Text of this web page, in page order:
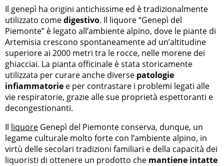
Il genepì ha origini antichissime ed è tradizionalmente
utilizzato comedigestivo. Il liquore “Genepì del
Piemonte” è legato all’ambiente alpino, dove le piante di
Artemisia crescono spontaneamente ad un’altitudine
superiore ai 2000 metri tra le rocce, nelle morene dei
ghiacciai. La pianta officinale è stata storicamente
utilizzata per curare anche diverse patologie
infiammatorie e per contrastare i problemi legati alle
vie respiratorie, grazie alle sue proprietà espettoranti e
decongestionanti.
Il liquore Genepì del Piemonte conserva, dunque, un
legame culturale molto forte con l’ambiente alpino, in
virtù delle secolari tradizioni familiari e della capacità dei
liquoristi di ottenere un prodotto che mantiene intatte